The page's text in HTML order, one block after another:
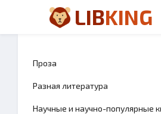
LIBKING
Проза
Разная литература
Научные и научно-популярные